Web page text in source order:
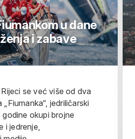
u dane
i zabave
se već više od dva
jedriličarski
okupi brojne
i jedrenje,